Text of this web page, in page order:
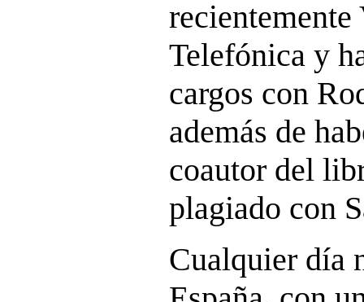
recientemente
Telefónica y
cargos con
además de
coautor del
plagiado con
Cualquier día